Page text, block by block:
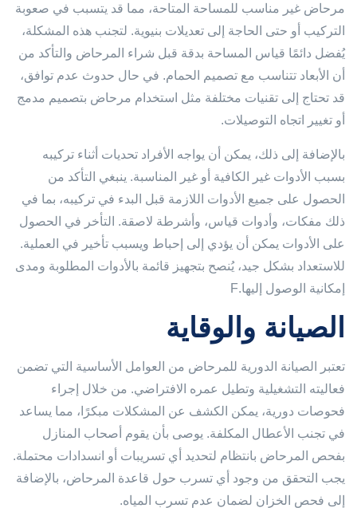
مرحاض غير مناسب للمساحة المتاحة، مما قد يتسبب في صعوبة
التركيب أو حتى الحاجة إلى تعديلات بنيوية. لتجنب هذه المشكلة،
يُفضل دائمًا قياس المساحة بدقة قبل شراء المرحاض والتأكد من
أن الأبعاد تتناسب مع تصميم الحمام. في حال حدوث عدم توافق،
قد تحتاج إلى تقنيات مختلفة مثل استخدام مرحاض بتصميم مدمج
أو تغيير اتجاه التوصيلات.
بالإضافة إلى ذلك، يمكن أن يواجه الأفراد تحديات أثناء تركيبه
بسبب الأدوات غير الكافية أو غير المناسبة. ينبغي التأكد من
الحصول على جميع الأدوات اللازمة قبل البدء في تركيبه، بما في
ذلك مفكات، وأدوات قياس، وأشرطة لاصقة. التأخر في الحصول
على الأدوات يمكن أن يؤدي إلى إحباط ويسبب تأخير في العملية.
للاستعداد بشكل جيد، يُنصح بتجهيز قائمة بالأدوات المطلوبة ومدى
إمكانية الوصول إليها.F
الصيانة والوقاية
تعتبر الصيانة الدورية للمرحاض من العوامل الأساسية التي تضمن
فعاليته التشغيلية وتطيل عمره الافتراضي. من خلال إجراء
فحوصات دورية، يمكن الكشف عن المشكلات مبكرًا، مما يساعد
في تجنب الأعطال المكلفة. يوصى بأن يقوم أصحاب المنازل
بفحص المرحاض بانتظام لتحديد أي تسريبات أو انسدادات محتملة.
يجب التحقق من وجود أي تسرب حول قاعدة المرحاض، بالإضافة
إلى فحص الخزان لضمان عدم تسرب المياه.